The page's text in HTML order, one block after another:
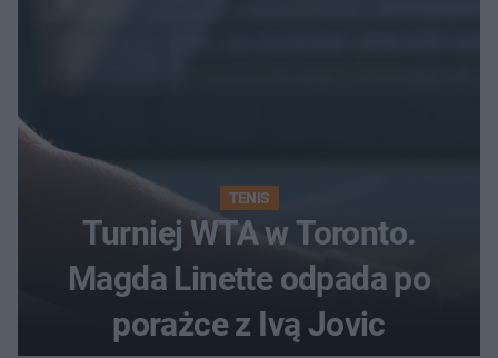
TENIS
Turniej WTA w Toronto.
Magda Linette odpada po
porażce z Ivą Jovic